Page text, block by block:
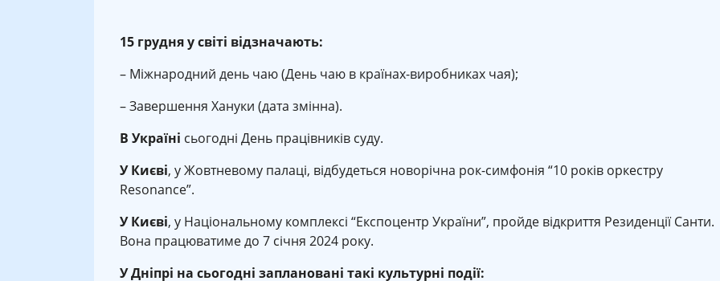
15 грудня у світі відзначають:
– Міжнародний день чаю (День чаю в країнах-виробниках чая);
– Завершення Хануки (дата змінна).
В Україні сьогодні День працівників суду.
У Києві, у Жовтневому палаці, відбудеться новорічна рок-симфонія “10 років оркестру
Resonance”.
У Києві, у Національному комплексі “Експоцентр України”, пройде відкриття Резиденції Санти.
Вона працюватиме до 7 січня 2024 року.
У Дніпрі на сьогодні заплановані такі культурні події: